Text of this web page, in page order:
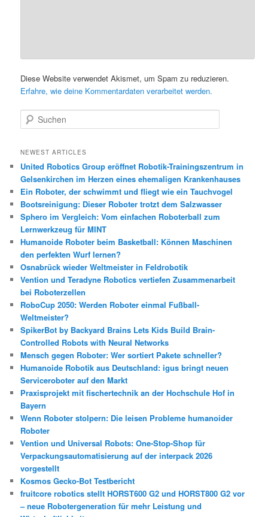
Diese Website verwendet Akismet, um Spam zu reduzieren.
Erfahre, wie deine Kommentardaten verarbeitet werden.
u
h
n
NEWEST ARTICLES
United Robotics Group eröffnet Robotik-Trainingszentrum in
Gelsenkirchen im Herzen eines ehemaligen Krankenhauses
Ein Roboter, der schwimmt und fliegt wie ein Tauchvogel
Bootsreinigung: Dieser Roboter trotzt dem Salzwasser
Sphero im Vergleich: Vom einfachen Roboterball zum
Lernwerkzeug für MINT
Humanoide Roboter beim Basketball: Können Maschinen
den perfekten Wurf lernen?
Osnabrück wieder Weltmeister in Feldrobotik
Vention und Teradyne Robotics vertiefen Zusammenarbeit
bei Roboterzellen
RoboCup 2050: Werden Roboter einmal Fußball-
Weltmeister?
SpikerBot by Backyard Brains Lets Kids Build Brain-
Controlled Robots with Neural Networks
Mensch gegen Roboter: Wer sortiert Pakete schneller?
Humanoide Robotik aus Deutschland: igus bringt neuen
Serviceroboter auf den Markt
Praxisprojekt mit fischertechnik an der Hochschule Hof in
Bayern
Wenn Roboter stolpern: Die leisen Probleme humanoider
Roboter
Vention und Universal Robots: One-Stop-Shop für
Verpackungsautomatisierung auf der interpack 2026
vorgestellt
Kosmos Gecko-Bot Testbericht
fruitcore robotics stellt HORST600 G2 und HORST800 G2 vor
– neue Robotergeneration für mehr Leistung und